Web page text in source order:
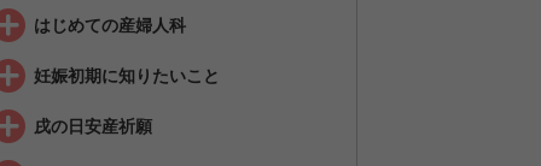
はじめての産婦人科
妊娠初期に知りたいこと
戌の日安産祈願